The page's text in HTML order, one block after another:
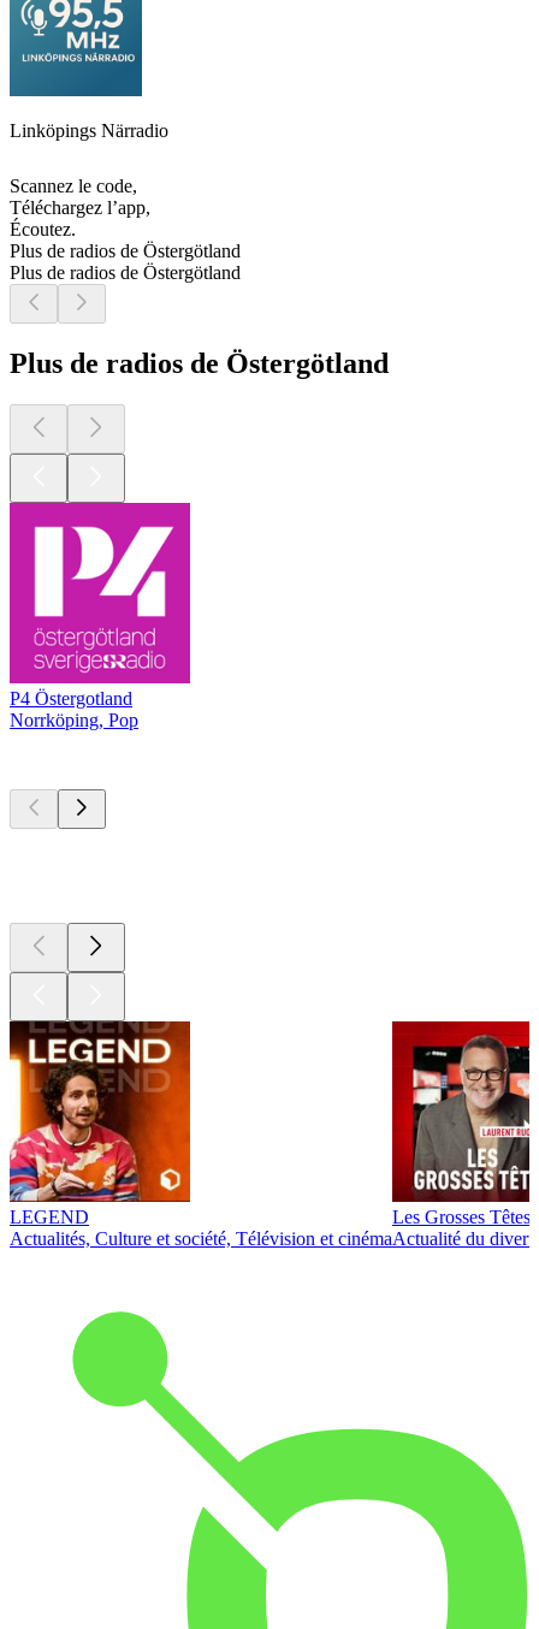
Linköpings Närradio
Scannez le code,
Téléchargez l’app,
Écoutez.
Plus de radios de Östergötland
Plus de radios de Östergötland
Plus de radios de Östergötland
P4 Östergotland
Norrköping, Pop
LEGEND
Actualités, Culture et société, Télévision et cinéma
Les Grosses Têtes
Actualité du